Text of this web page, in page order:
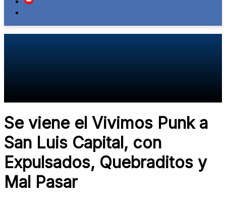
Se viene el Vivimos Punk a
San Luis Capital, con
Expulsados, Quebraditos y
Mal Pasar